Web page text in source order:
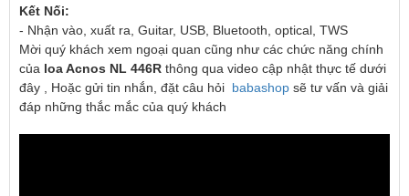
Kết Nối:
- Nhận vào, xuất ra, Guitar, USB, Bluetooth, optical, TWS
Mời quý khách xem ngoại quan cũng như các chức năng chính
của loa Acnos NL 446R thông qua video cập nhật thực tế dưới
đây , Hoặc gửi tin nhắn, đặt câu hỏi babashop sẽ tư vấn và giải
đáp những thắc mắc của quý khách